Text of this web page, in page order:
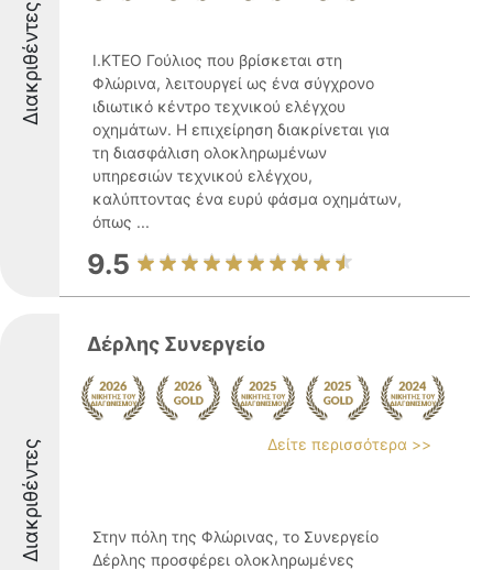
Διακριθέντες
Ι.ΚΤΕΟ Γούλιος που βρίσκεται στη
Φλώρινα, λειτουργεί ως ένα σύγχρονο
ιδιωτικό κέντρο τεχνικού ελέγχου
οχημάτων. Η επιχείρηση διακρίνεται για
τη διασφάλιση ολοκληρωμένων
υπηρεσιών τεχνικού ελέγχου,
καλύπτοντας ένα ευρύ φάσμα οχημάτων,
όπως ...
9.5
Διακριθέντες
Δέρλης Συνεργείο
Δείτε περισσότερα >>
Στην πόλη της Φλώρινας, το Συνεργείο
Δέρλης προσφέρει ολοκληρωμένες